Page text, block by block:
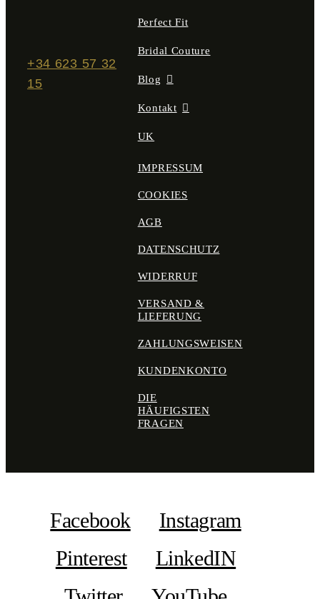
+34 623 57 32
15
Perfect Fit
Bridal Couture
Blog
Kontakt
UK
IMPRESSUM
COOKIES
AGB
DATENSCHUTZ
WIDERRUF
VERSAND &
LIEFERUNG
ZAHLUNGSWEISEN
KUNDENKONTO
DIE
HÄUFIGSTEN
FRAGEN
Facebook
Instagram
Pinterest
LinkedIN